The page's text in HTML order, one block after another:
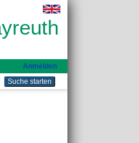
Anmelden